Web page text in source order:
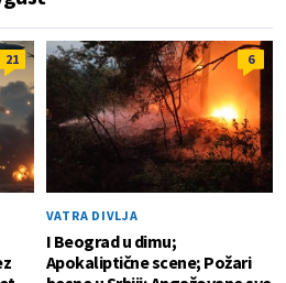
21 6
VATRA DIVLJA
I Beograd u dimu;
Apokaliptične scene; Požari